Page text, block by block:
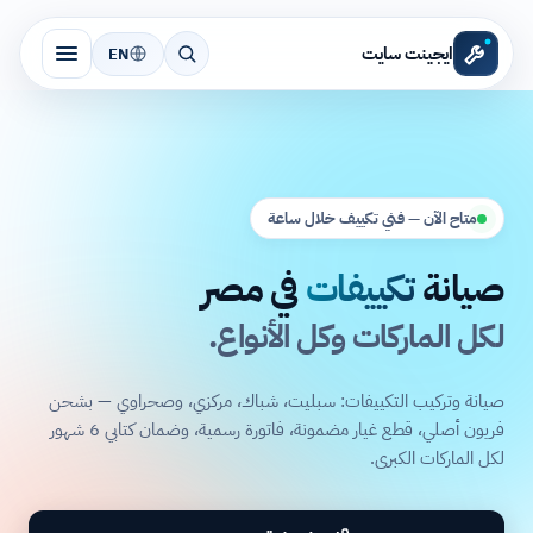
ايجينت سايت EN
متاح الآن — فني تكييف خلال ساعة
صيانةتكييفاتفي مصر
لكل الماركات وكل الأنواع.
صيانة وتركيب التكييفات: سبليت، شباك، مركزي، وصحراوي — بشحن
فريون أصلي، قطع غيار مضمونة، فاتورة رسمية، وضمان كتابي 6 شهور
لكل الماركات الكبرى.